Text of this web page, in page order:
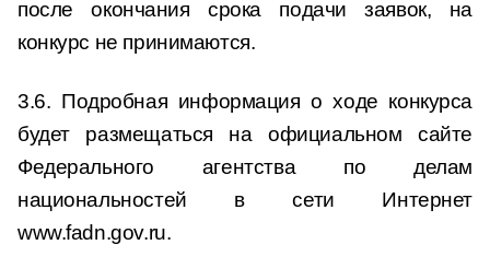
после окончания срока подачи заявок, на
конкурс не принимаются.
3.6. Подробная информация о ходе конкурса
будет размещаться на официальном сайте
Федерального агентства по делам
национальностей в сети Интернет
www.fadn.gov.ru.